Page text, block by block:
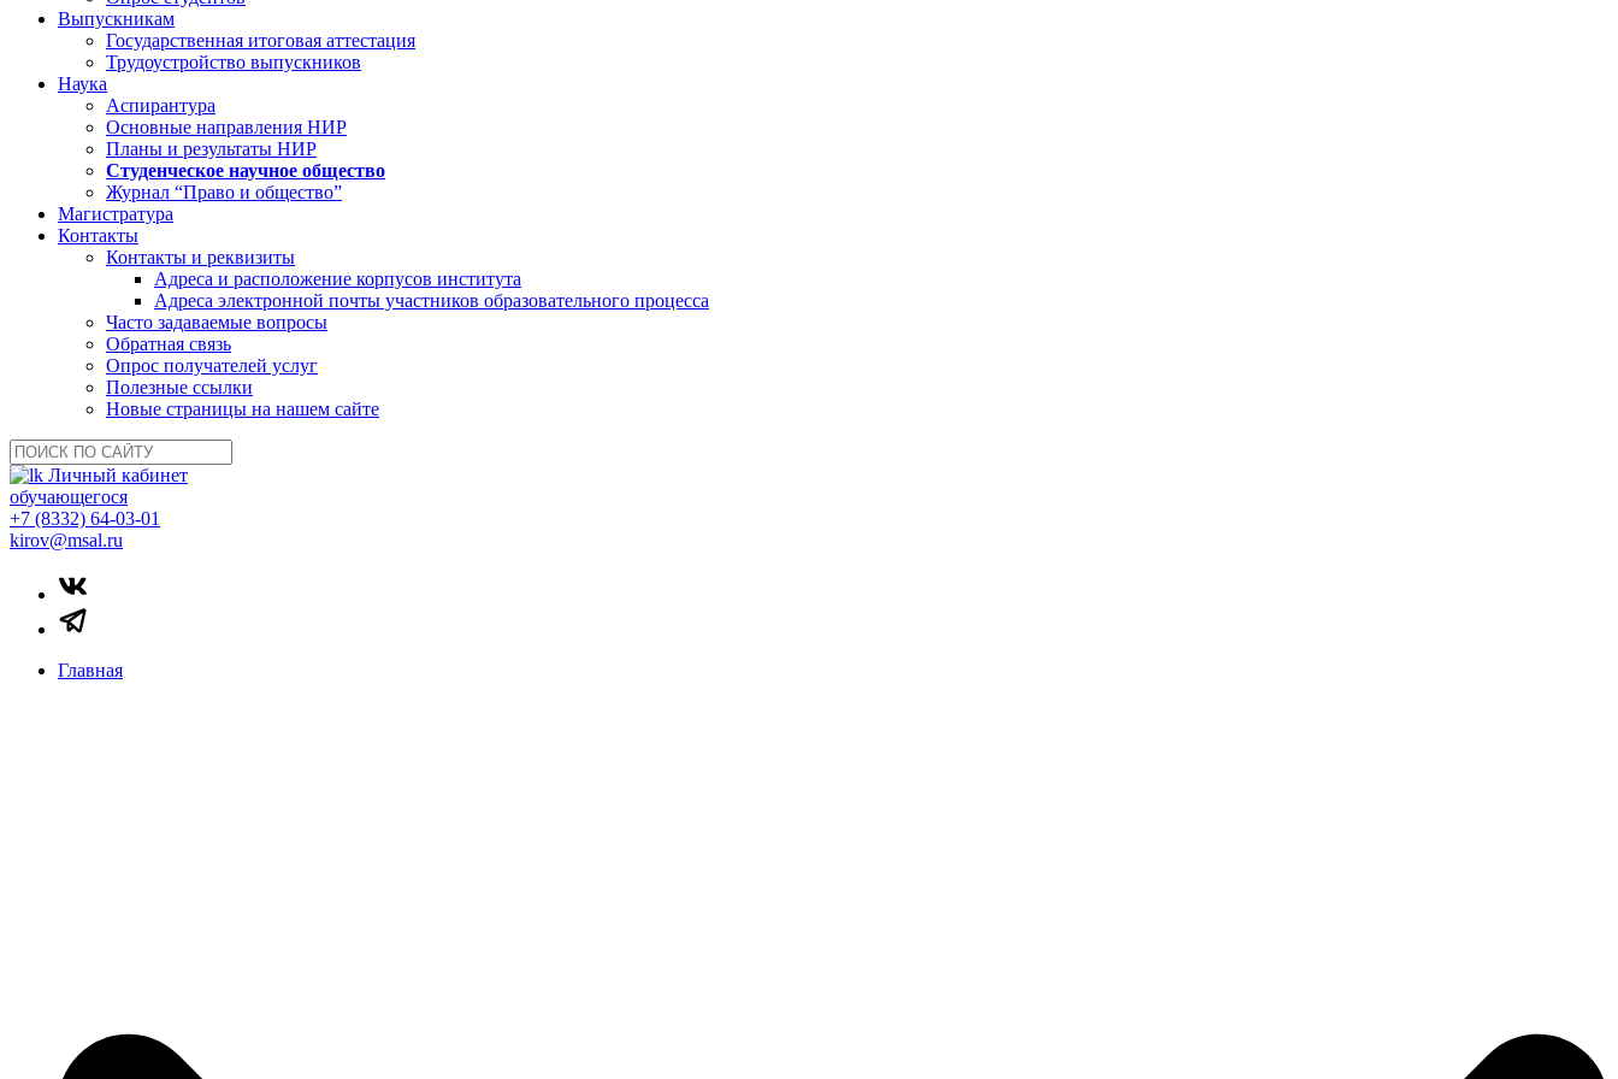
Выпускникам
Государственная итоговая аттестация
Трудоустройство выпускников
Наука
Аспирантура
Основные направления НИР
Планы и результаты НИР
Студенческое научное общество
Журнал “Право и общество”
Магистратура
Контакты
Контакты и реквизиты
Адреса и расположение корпусов института
Адреса электронной почты участников образовательного процесса
Часто задаваемые вопросы
Обратная связь
Опрос получателей услуг
Полезные ссылки
Новые страницы на нашем сайте
Личный кабинет
обучающегося
+7 (8332) 64-03-01
kirov@msal.ru
Главная